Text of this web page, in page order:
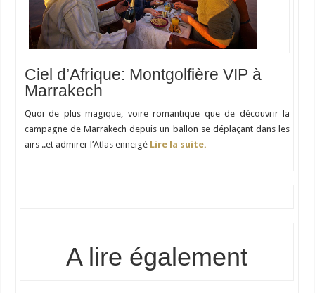
Ciel d’Afrique: Montgolfière VIP à
Marrakech
Quoi de plus magique, voire romantique que de découvrir la
campagne de Marrakech depuis un ballon se déplaçant dans les
airs ..et admirer l’Atlas enneigé Lire la suite.
A lire également